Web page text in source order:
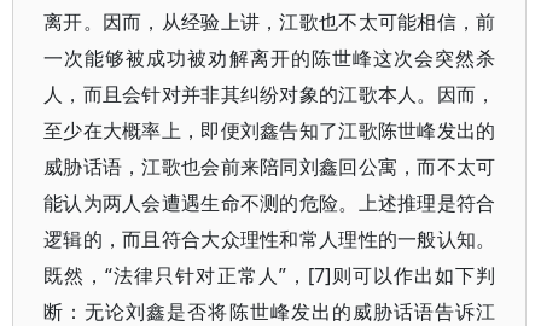
离开。因而，从经验上讲，江歌也不太可能相信，前
一次能够被成功被劝解离开的陈世峰这次会突然杀
人，而且会针对并非其纠纷对象的江歌本人。因而，
至少在大概率上，即便刘鑫告知了江歌陈世峰发出的
威胁话语，江歌也会前来陪同刘鑫回公寓，而不太可
能认为两人会遭遇生命不测的危险。上述推理是符合
逻辑的，而且符合大众理性和常人理性的一般认知。
既然，“法律只针对正常人”，[7]则可以作出如下判
断：无论刘鑫是否将陈世峰发出的威胁话语告诉江